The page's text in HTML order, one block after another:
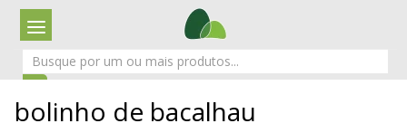
bolinho de bacalhau